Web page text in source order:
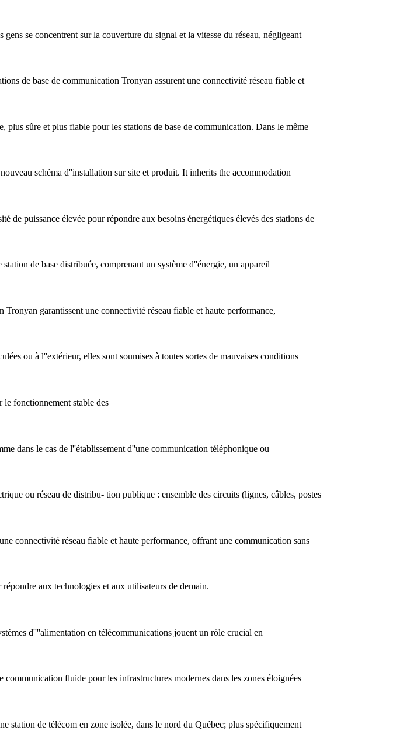
se concentrent sur la couverture du signal et la vitesse du réseau, négligeant
de base de communication Tronyan assurent une connectivité réseau fiable et
sûre et plus fiable pour les stations de base de communication. Dans le même
schéma d''installation sur site et produit. It inherits the accommodation
puissance élevée pour répondre aux besoins énergétiques élevés des stations de
de base distribuée, comprenant un système d''énergie, un appareil
garantissent une connectivité réseau fiable et haute performance,
ou à l''extérieur, elles sont soumises à toutes sortes de mauvaises conditions
fonctionnement stable des
dans le cas de l''établissement d''une communication téléphonique ou
ou réseau de distribu- tion publique : ensemble des circuits (lignes, câbles, postes
connectivité réseau fiable et haute performance, offrant une communication sans
aux technologies et aux utilisateurs de demain.
d''''alimentation en télécommunications jouent un rôle crucial en
fluide pour les infrastructures modernes dans les zones éloignées
station de télécom en zone isolée, dans le nord du Québec; plus spécifiquement